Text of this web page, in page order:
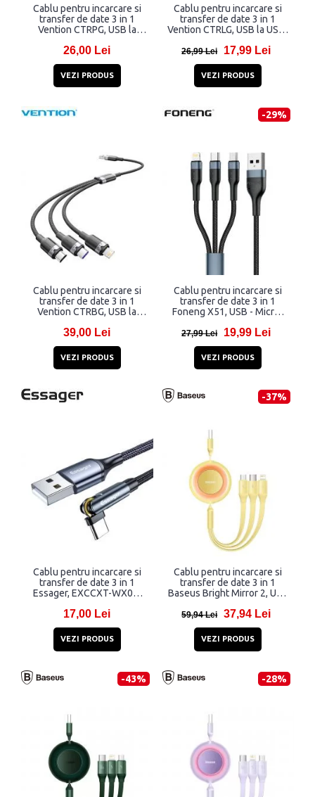
Cablu pentru incarcare si
transfer de date 3 in 1
Vention CTRPG, USB la
USB, 120W, 6A, 1.5m, 480
26,00 Lei
VEZI PRODUS
Cablu pentru incarcare si
transfer de date 3 in 1
Vention CTRLG, USB la USB-
120W, 6A, 1.5m, 480 Mbps,
26,99 Lei 17,99 Lei
VEZI PRODUS
Cablu pentru incarcare si
transfer de date 3 in 1
Vention CTRBG, USB la
USB, 120W, 6A, 1.5m, 480
39,00 Lei
VEZI PRODUS
-29%
Cablu pentru incarcare si
transfer de date 3 in 1
Foneng X51, USB - Micro-
3A, 1m, Negru
27,99 Lei 19,99 Lei
VEZI PRODUS
Cablu pentru incarcare si
transfer de date 3 in 1
Essager, EXCCXT-WX0G,
USB/Lightning/USB-C, 15W,
1m, Gri
17,00 Lei
VEZI PRODUS
-37%
Cablu pentru incarcare si
transfer de date 3 in 1
Baseus Bright Mirror 2, USB
USB, 3.5A, 1.1m, Galben
59,94 Lei 37,94 Lei
VEZI PRODUS
-43% -28%